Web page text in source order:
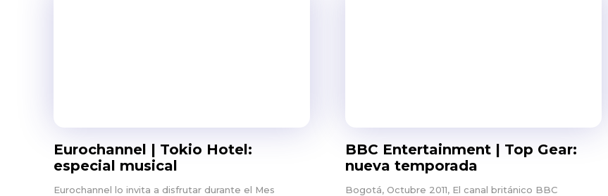
Eurochannel | Tokio Hotel:
especial musical
Eurochannel lo invita a disfrutar durante el Mes
BBC Entertainment | Top Gear:
nueva temporada
Bogotá, Octubre 2011, El canal británico BBC